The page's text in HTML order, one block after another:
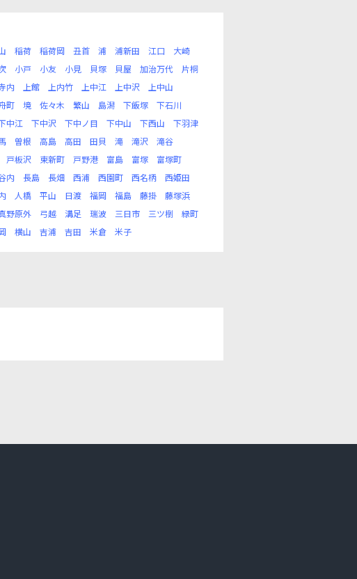
稲荷 稲荷岡 丑首 浦 浦新田 江口
大崎
小戸 小友 小見 貝塚 貝屋 加治万代
片桐
内 上館 上内竹 上中江 上中沢
上中山
町 境 佐々木 繁山 島潟 下飯塚
下石川
中江 下中沢 下中ノ目 下中山 下西山
下羽津
曽根 高島 高田 田貝 滝 滝沢
滝谷
戸板沢 東新町 戸野港 富島 富塚
富塚町
内 長島 長畑 西浦 西園町 西名柄
西姫田
人橋 平山 日渡 福岡 福島 藤掛
藤塚浜
野原外 弓越 溝足 瑞波 三日市 三ツ椡
緑町
横山 吉浦 吉田 米倉 米子